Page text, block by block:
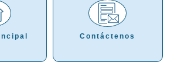
Contáctenos